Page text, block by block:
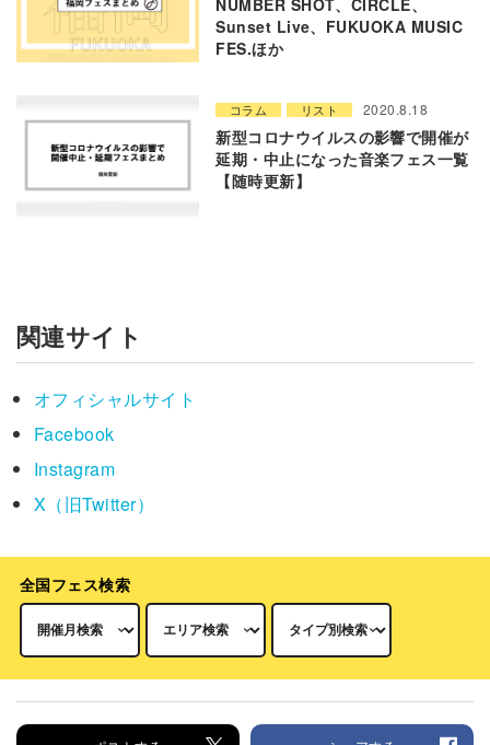
Sunset Live、FUKUOKA MUSIC
FES.ほか
コラム リスト 2020.8.18
新型コロナウイルスの影響で開催が
延期・中止になった音楽フェス一覧
【随時更新】
関連サイト
オフィシャルサイト
Facebook
Instagram
X（旧Twitter）
全国フェス検索